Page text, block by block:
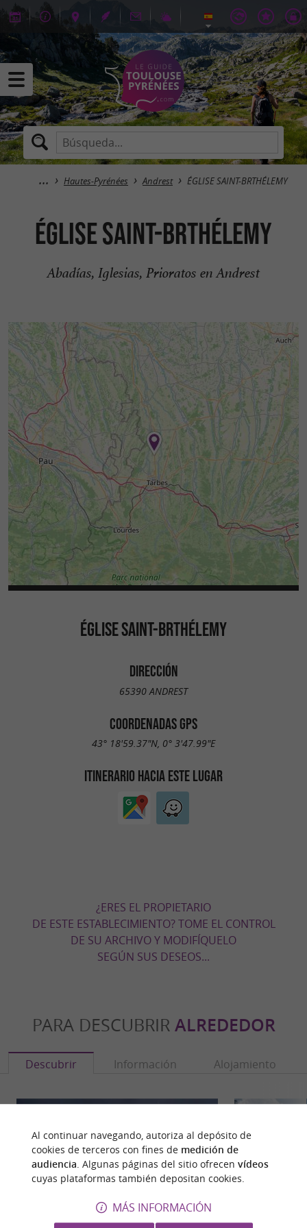
Hautes-Pyrénées Andrest ÉGLISE SAINT-BRTHÉLEMY
ÉGLISE SAINT-BRTHÉLEMY
Abadías, Iglesias, Prioratos en Andrest
ÉGLISE SAINT-BRTHÉLEMY
DIRECCIÓN
65390 ANDREST
COORDENADAS GPS
43° 18'59.37"N, 0° 3'47.99"E
ITINERARIO HACIA ESTE LUGAR
¿ERES EL PROPIETARIO
DE ESTE ESTABLECIMIENTO? TOME EL CONTROL
DE SU ARCHIVO Y MODIFÍQUELO
SEGÚN SUS DESEOS...
PARA DESCUBRIR ALREDEDOR
Descubrir Información Alojamiento
Al continuar navegando, autoriza al depósito de
cookies de terceros con fines de medición de
audiencia. Algunas páginas del sitio ofrecen vídeos
cuyas plataformas también depositan cookies.
MÁS INFORMACIÓN